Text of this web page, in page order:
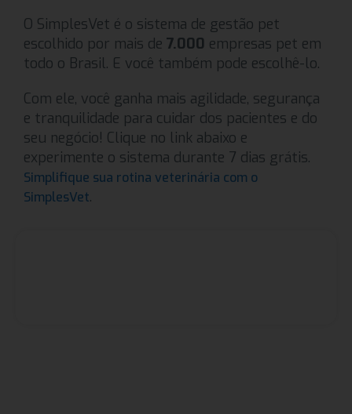
O SimplesVet é o sistema de gestão pet
escolhido por mais de 7.000 empresas pet em
todo o Brasil. E você também pode escolhê-lo.
Com ele, você ganha mais agilidade, segurança
e tranquilidade para cuidar dos pacientes e do
seu negócio! Clique no link abaixo e
experimente o sistema durante 7 dias grátis.
Simplifique sua rotina veterinária com o
SimplesVet.